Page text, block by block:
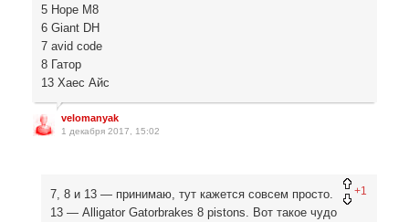
5 Hope M8
6 Giant DH
7 avid code
8 Гатор
13 Хаес Айс
velomanyak
1 декабря 2017, 15:02
+1
7, 8 и 13 — принимаю, тут кажется совсем просто.
13 — Alligator Gatorbrakes 8 pistons. Вот такое чудо